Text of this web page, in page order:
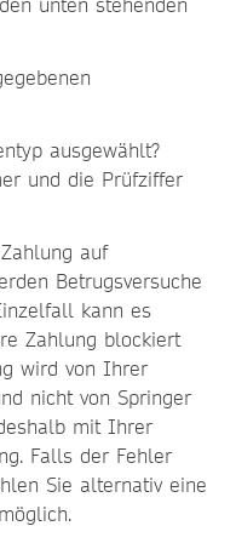
ausgewählt?
und die Prüfziffer
auf
Betrugsversuche
kann es
Zahlung blockiert
wird von Ihrer
nicht von Springer
mit Ihrer
Falls der Fehler
Sie alternativ eine